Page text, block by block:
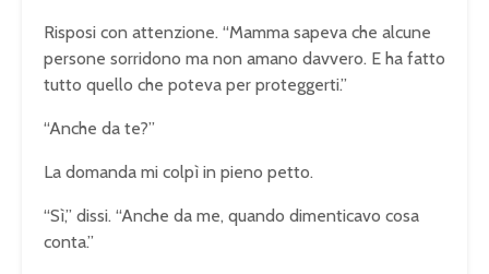
Risposi con attenzione. “Mamma sapeva che alcune
persone sorridono ma non amano davvero. E ha fatto
tutto quello che poteva per proteggerti.”
“Anche da te?”
La domanda mi colpì in pieno petto.
“Sì,” dissi. “Anche da me, quando dimenticavo cosa
conta.”